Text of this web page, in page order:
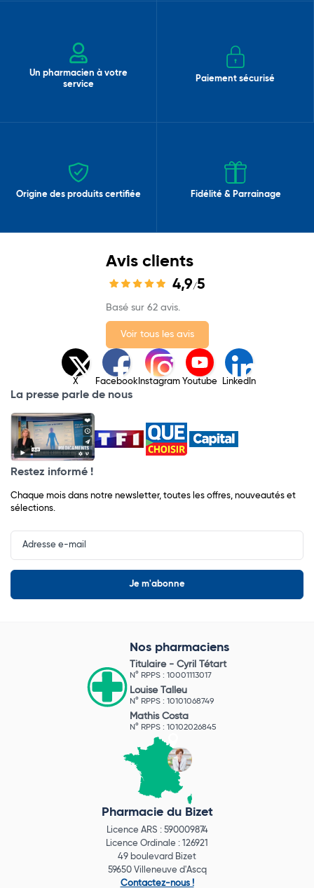
Un pharmacien à votre
service
Paiement sécurisé
Origine des produits certifiée Fidélité & Parrainage
Avis clients
4,9/5
Basé sur 62 avis.
Voir tous les avis
X Facebook Instagram Youtube LinkedIn
La presse parle de nous
Restez informé !
Chaque mois dans notre newsletter, toutes les offres, nouveautés et
sélections.
Input
Newsletter
Nos pharmaciens
Titulaire - Cyril Tétart
N° RPPS : 10001113017
Louise Talleu
N° RPPS : 10101068749
Mathis Costa
N° RPPS : 10102026845
Pharmacie du Bizet
Licence ARS : 590009874
Licence Ordinale : 126921
49 boulevard Bizet
59650 Villeneuve d'Ascq
Contactez-nous !